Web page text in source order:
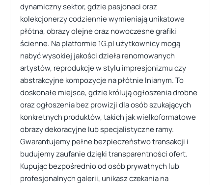
dynamiczny sektor, gdzie pasjonaci oraz
kolekcjonerzy codziennie wymieniają unikatowe
płótna, obrazy olejne oraz nowoczesne grafiki
ścienne. Na platformie 1G.pl użytkownicy mogą
nabyć wysokiej jakości dzieła renomowanych
artystów, reprodukcje w stylu impresjonizmu czy
abstrakcyjne kompozycje na płótnie lnianym. To
doskonałe miejsce, gdzie królują ogłoszenia drobne
oraz ogłoszenia bez prowizji dla osób szukających
konkretnych produktów, takich jak wielkoformatowe
obrazy dekoracyjne lub specjalistyczne ramy.
Gwarantujemy pełne bezpieczeństwo transakcji i
budujemy zaufanie dzięki transparentności ofert.
Kupując bezpośrednio od osób prywatnych lub
profesjonalnych galerii, unikasz czekania na